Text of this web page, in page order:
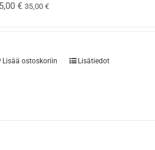
€ 35,00€
Lisää ostoskoriin Lisätiedot